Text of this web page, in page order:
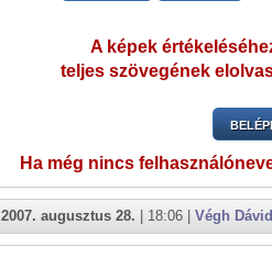
A képek
teljes szövegének
Ha még nincs
2007. augusztus 28. | 18:06 | Végh Dávid